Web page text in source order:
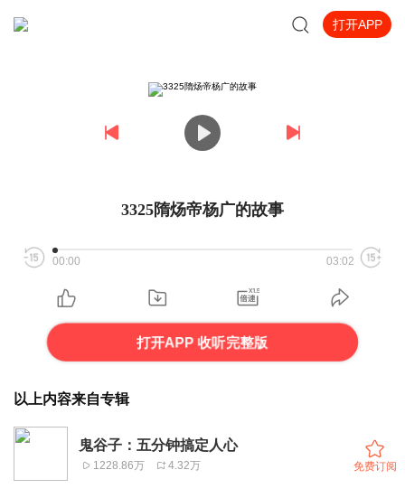
打开APP
3325隋炀帝杨广的故事
00:00 03:02
打开APP 收听完整版
以上内容来自专辑
鬼谷子：五分钟搞定人心
1228.86万 4.32万 免费订阅